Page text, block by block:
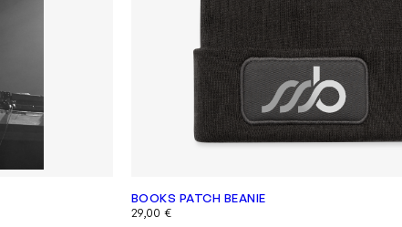
BOOKS PATCH BEANIE
29,00 €